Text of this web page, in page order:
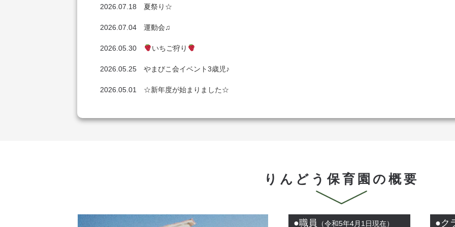
2026.07.18 夏祭り☆
2026.07.04 運動会♫
2026.05.30 いちご狩り
2026.05.25 やまびこ会イベント3歳児♪
2026.05.01 ☆新年度が始まりました☆
りんどう保育園の概要
●職員 （令和5年4月1日現在） ●ク